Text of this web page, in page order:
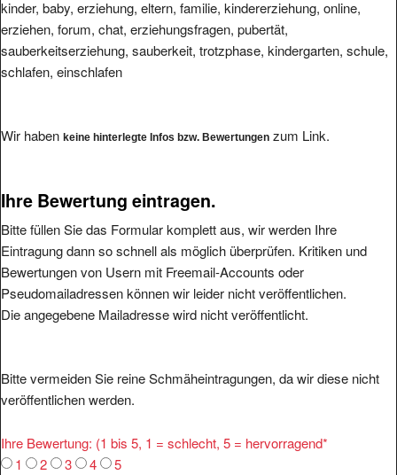
kinder, baby, erziehung, eltern, familie, kindererziehung, online,
erziehen, forum, chat, erziehungsfragen, pubertät,
sauberkeitserziehung, sauberkeit, trotzphase, kindergarten, schule,
schlafen, einschlafen
Wir haben keine hinterlegte Infos bzw. Bewertungen zum Link.
Ihre Bewertung eintragen.
Bitte füllen Sie das Formular komplett aus, wir werden Ihre
Eintragung dann so schnell als möglich überprüfen. Kritiken und
Bewertungen von Usern mit Freemail-Accounts oder
Pseudomailadressen können wir leider nicht veröffentlichen.
Die angegebene Mailadresse wird nicht veröffentlicht.
Bitte vermeiden Sie reine Schmäheintragungen, da wir diese nicht
veröffentlichen werden.
Ihre Bewertung: (1 bis 5, 1 = schlecht, 5 = hervorragend*
1
2 3 4
5